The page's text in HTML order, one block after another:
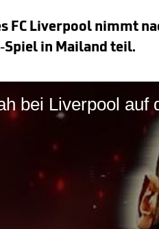
FC Liverpool nimmt
Spiel in Mailand teil.
bei Liverpool auf